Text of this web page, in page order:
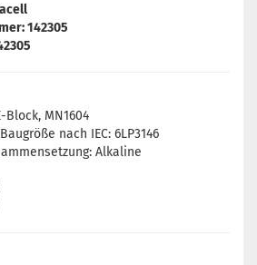
142305
Block, MN1604
nach IEC: 6LP3146
Alkaline